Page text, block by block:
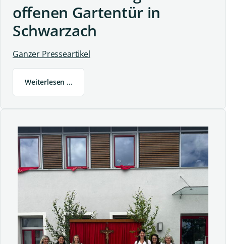
offenen Gartentür in
Schwarzach
Ganzer Presseartikel
Weiterlesen …